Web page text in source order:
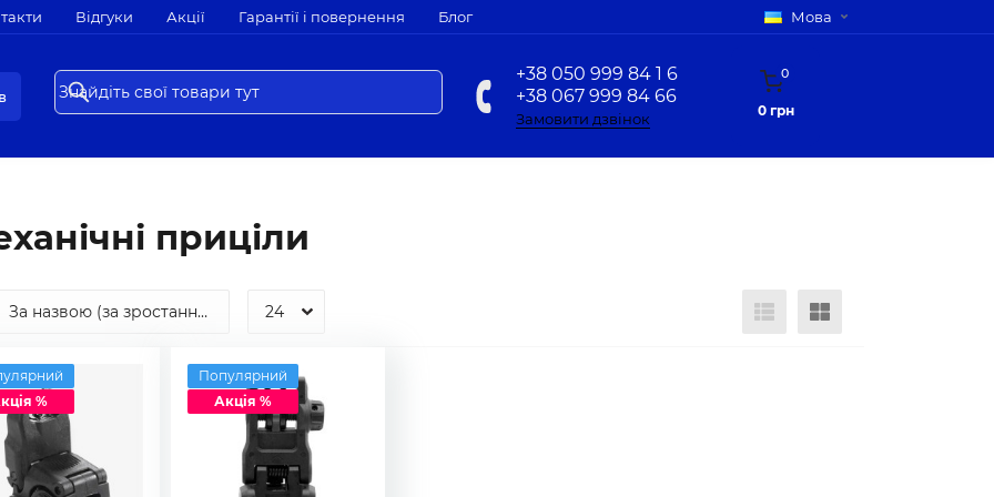
Відгуки Акції Гарантії і повернення Блог Мова
+38 050 999 84 1 6
+38 067 999 84 66
Замовити дзвінок
0
0 грн
приціли
%
Популярний
Акція %